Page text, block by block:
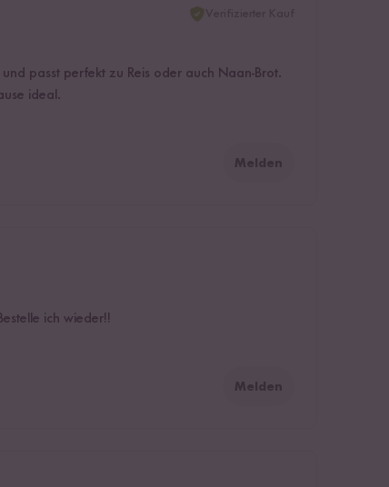
passt perfekt zu Reis oder auch Naan-Brot.
ideal.
Melden
ich wieder!!
Melden